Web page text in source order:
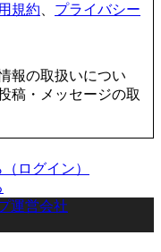
規約
プライバシー
報の取扱いについ
稿・メッセージの取
ログイン）
運営会社